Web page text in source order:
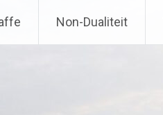
Non-Dualiteit